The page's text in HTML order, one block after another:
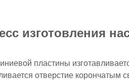
изготовления
пластины
отверстие корончатым